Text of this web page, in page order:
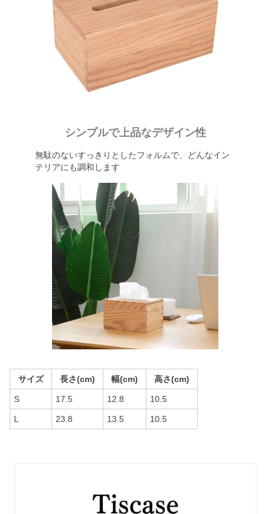
シンプルで上品なデザイン性
無駄のないすっきりとしたフォルムで、どんなイン
テリアにも調和します
サイズ 長さ(cm) 幅(cm) 高さ(cm)
S 17.5 12.8 10.5
L 23.8 13.5 10.5